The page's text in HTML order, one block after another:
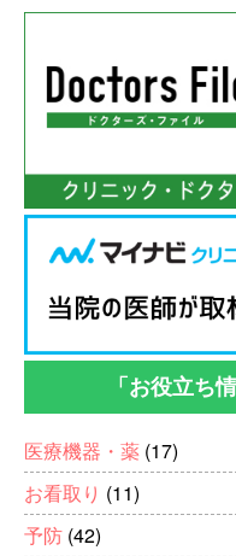
「お役立ち
医療機器・薬 (17)
お看取り (11)
予防 (42)